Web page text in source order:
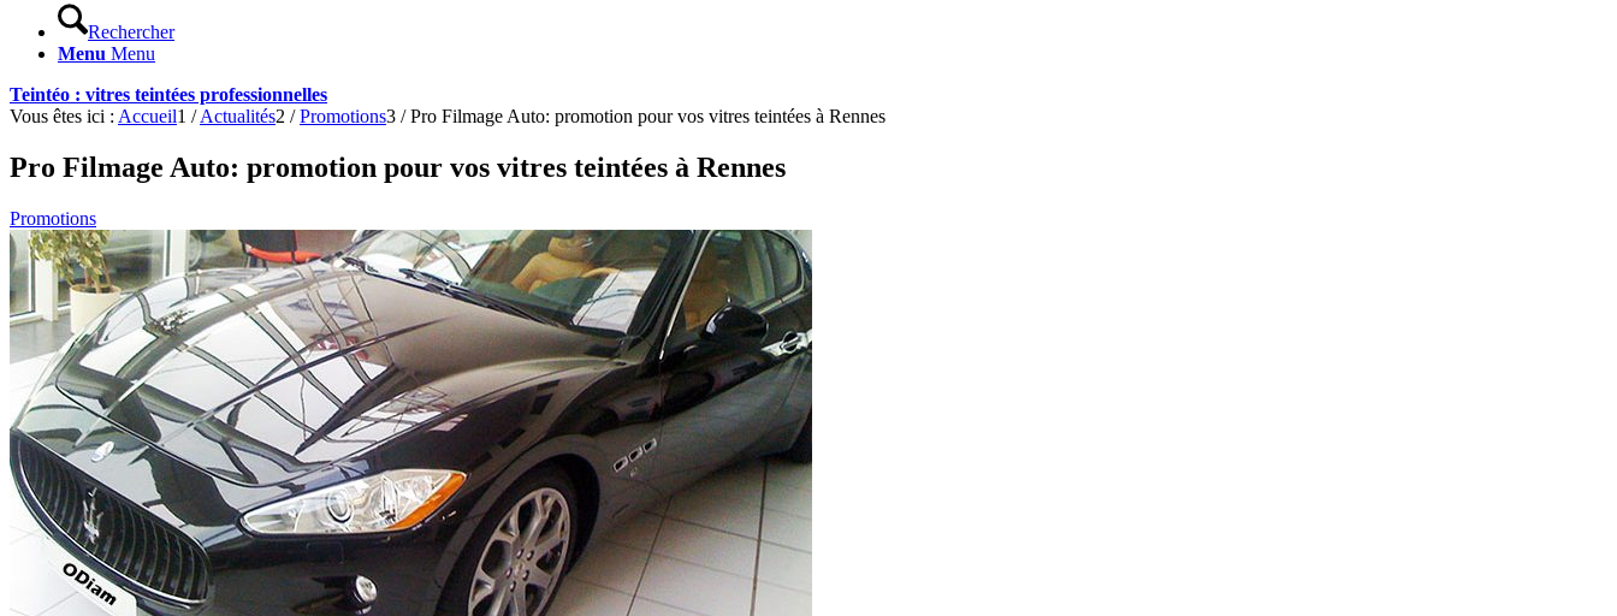
Rechercher
Menu Menu
Teintéo : vitres teintées professionnelles
Vous êtes ici : Accueil1 / Actualités2 / Promotions3 / Pro Filmage Auto: promotion pour vos vitres teintées à Rennes
Pro Filmage Auto: promotion pour vos vitres teintées à Rennes
Promotions